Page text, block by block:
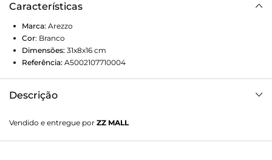
Características
Marca: Arezzo
Cor: Branco
Dimensões: 31x8x16 cm
Referência: A5002107710004
Descrição
tem formato alongado e acabamento brilhante. Traz alça
lateral fina e alça de mão em corrente metálica imponente.
Vendido e entregue por ZZ MALL